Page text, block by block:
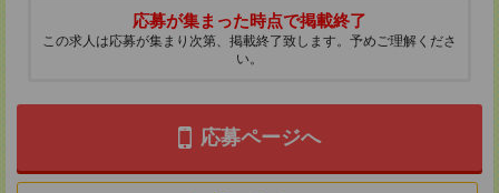
応募が集まった時点で掲載終了
この求人は応募が集まり次第、掲載終了致します。予めご理解くださ
い。
応募ページへ